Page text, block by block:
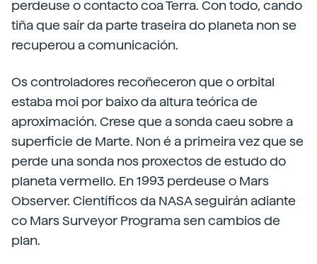
perdeuse o contacto coa Terra. Con todo, cando
tiña que saír da parte traseira do planeta non se
recuperou a comunicación.
Os controladores recoñeceron que o orbital
estaba moi por baixo da altura teórica de
aproximación. Crese que a sonda caeu sobre a
superficie de Marte. Non é a primeira vez que se
perde una sonda nos proxectos de estudo do
planeta vermello. En 1993 perdeuse o Mars
Observer. Científicos da NASA seguirán adiante
co Mars Surveyor Programa sen cambios de
plan.